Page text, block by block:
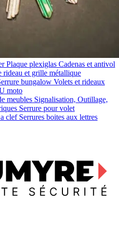
Plaque plexiglas Cadenas et antivol
rideau et grille métallique
bungalow Volets et rideaux
moto
meubles Signalisation, Outillage,
Serrure pour volet
clef Serrures boites aux lettres